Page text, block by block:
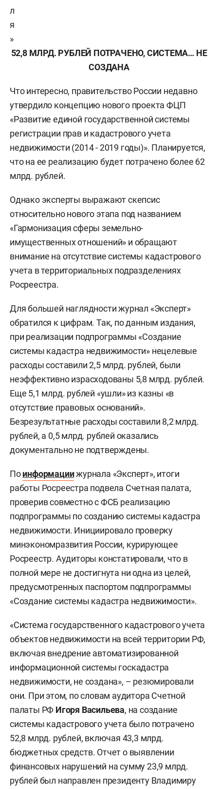
л
я
»
52,8 МЛРД. РУБЛЕЙ ПОТРАЧЕНО, СИСТЕМА… НЕ
СОЗДАНА
Что интересно, правительство России недавно
утвердило концепцию нового проекта ФЦП
«Развитие единой государственной системы
регистрации прав и кадастрового учета
недвижимости (2014 - 2019 годы)». Планируется,
что на ее реализацию будет потрачено более 62
млрд. рублей.
Однако эксперты выражают скепсис
относительно нового этапа под названием
«Гармонизация сферы земельно-
имущественных отношений» и обращают
внимание на отсутствие системы кадастрового
учета в территориальных подразделениях
Росреестра.
Для большей наглядности журнал «Эксперт»
обратился к цифрам. Так, по данным издания,
при реализации подпрограммы «Создание
системы кадастра недвижимости» нецелевые
расходы составили 2,5 млрд. рублей, были
неэффективно израсходованы 5,8 млрд. рублей.
Еще 5,1 млрд. рублей «ушли» из казны «в
отсутствие правовых оснований».
Безрезультатные расходы составили 8,2 млрд.
рублей, а 0,5 млрд. рублей оказались
документально не подтверждены.
Поинформациижурнала «Эксперт», итоги
работы Росреестра подвела Счетная палата,
проверив совместно с ФСБ реализацию
подпрограммы по созданию системы кадастра
недвижимости. Инициировало проверку
минэкономразвития России, курирующее
Росреестр. Аудиторы констатировали, что в
полной мере не достигнута ни одна из целей,
предусмотренных паспортом подпрограммы
«Создание системы кадастра недвижимости».
«Система государственного кадастрового учета
объектов недвижимости на всей территории РФ,
включая внедрение автоматизированной
информационной системы госкадастра
недвижимости, не создана», – резюмировали
они. При этом, по словам аудитора Счетной
палаты РФ Игоря Васильева, на создание
системы кадастрового учета было потрачено
52,8 млрд. рублей, включая 43,3 млрд.
бюджетных средств. Отчет о выявлении
финансовых нарушений на сумму 23,9 млрд.
рублей был направлен президенту Владимиру